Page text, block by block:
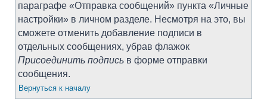
параграфе «Отправка сообщений» пункта «Личные
настройки» в личном разделе. Несмотря на это, вы
сможете отменить добавление подписи в
отдельных сообщениях, убрав флажок
Присоединить подпись в форме отправки
сообщения.
Вернуться к началу